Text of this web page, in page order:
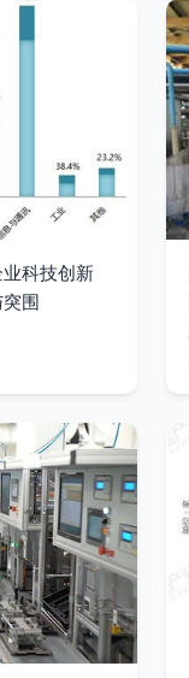
科技创新
围